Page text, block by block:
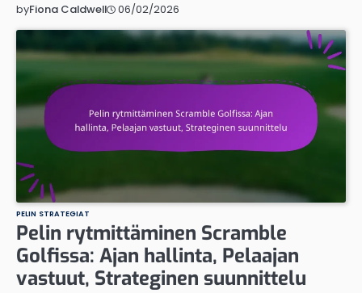
byFiona Caldwell 06/02/2026
PELIN STRATEGIAT
Pelin rytmittäminen Scramble
Golfissa: Ajan hallinta, Pelaajan
vastuut, Strateginen suunnittelu